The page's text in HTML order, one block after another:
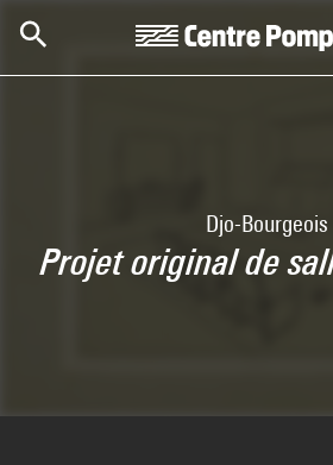
Djo-Bourgeois
Projet original de